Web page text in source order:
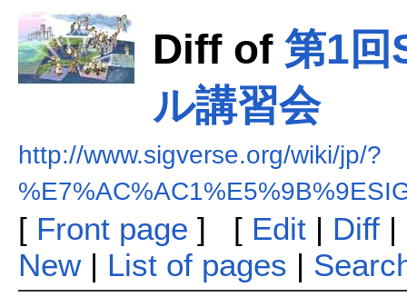
Diff of 第1回
ル講習会
http://www.sigverse.org/wiki/jp/?
[ Front page ] [ Edit| Diff|
New| List of pages |